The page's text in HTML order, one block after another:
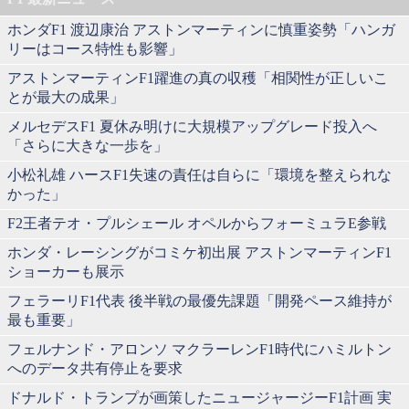
ホンダF1 渡辺康治 アストンマーティンに慎重姿勢「ハンガ
リーはコース特性も影響」
アストンマーティンF1躍進の真の収穫「相関性が正しいこ
とが最大の成果」
メルセデスF1 夏休み明けに大規模アップグレード投入へ
「さらに大きな一歩を」
小松礼雄 ハースF1失速の責任は自らに「環境を整えられな
かった」
F2王者テオ・プルシェール オペルからフォーミュラE参戦
ホンダ・レーシングがコミケ初出展 アストンマーティンF1
ショーカーも展示
フェラーリF1代表 後半戦の最優先課題「開発ペース維持が
最も重要」
フェルナンド・アロンソ マクラーレンF1時代にハミルトン
へのデータ共有停止を要求
ドナルド・トランプが画策したニュージャージーF1計画 実